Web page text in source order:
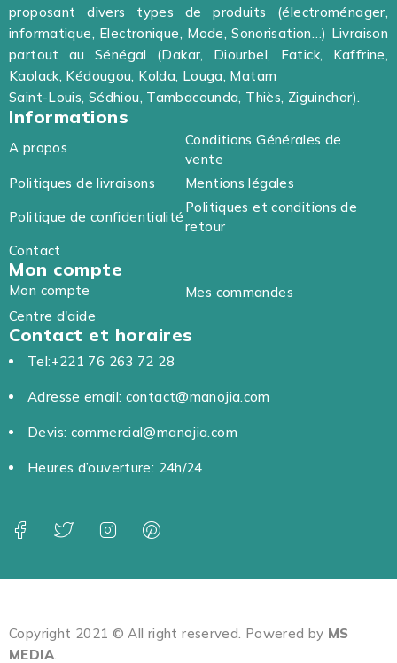
proposant divers types de produits (électroménager,
informatique, Electronique, Mode, Sonorisation…) Livraison
partout au Sénégal (Dakar, Diourbel, Fatick, Kaffrine,
Kaolack, Kédougou, Kolda, Louga, Matam
Saint-Louis, Sédhiou, Tambacounda, Thiès, Ziguinchor).
Informations
A propos
Conditions Générales de
vente
Politiques de livraisons
Mentions légales
Politique de confidentialité
Politiques et conditions de
retour
Contact
Mon compte
Mon compte
Mes commandes
Centre d'aide
Contact et horaires
Tel:+221 76 263 72 28
Adresse email: contact@manojia.com
Devis: commercial@manojia.com
Heures d’ouverture: 24h/24
Copyright 2021 © All right reserved. Powered by MS
MEDIA.